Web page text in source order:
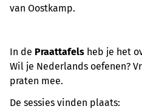
van Oostkamp.
In de Praattafels heb je het
Wil je Nederlands oefenen?
praten mee.
De sessies vinden plaats: